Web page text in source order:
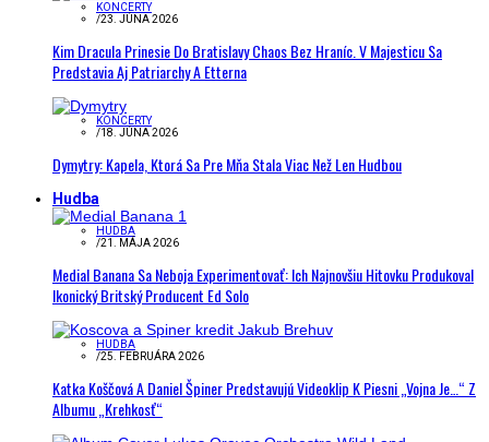
KONCERTY
/23. JÚNA 2026
Kim Dracula Prinesie Do Bratislavy Chaos Bez Hraníc. V Majesticu Sa
Predstavia Aj Patriarchy A Etterna
KONCERTY
/18. JÚNA 2026
Dymytry: Kapela, Ktorá Sa Pre Mňa Stala Viac Než Len Hudbou
Hudba
HUDBA
/21. MÁJA 2026
Medial Banana Sa Neboja Experimentovať: Ich Najnovšiu Hitovku Produkoval
Ikonický Britský Producent Ed Solo
HUDBA
/25. FEBRUÁRA 2026
Katka Koščová A Daniel Špiner Predstavujú Videoklip K Piesni „Vojna Je…“ Z
Albumu „Krehkosť“